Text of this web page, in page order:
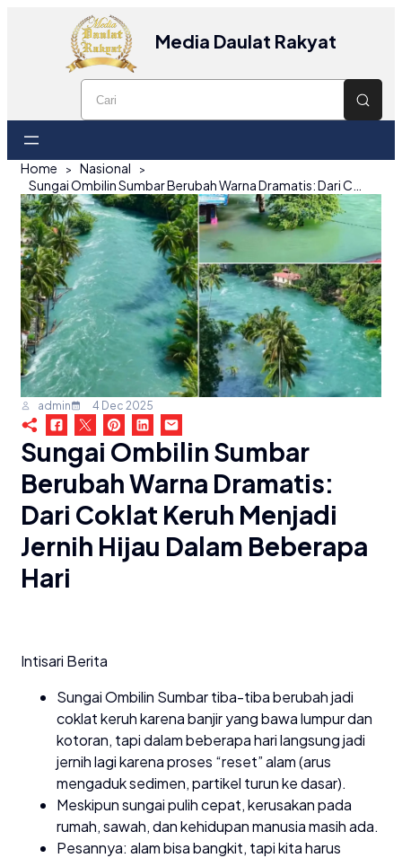
Media Daulat Rakyat
Home
Nasional
admin 4 Dec 2025
Sungai Ombilin Sumbar
Berubah Warna Dramatis:
Dari Coklat Keruh Menjadi
Jernih Hijau Dalam Beberapa
Hari
Intisari Berita
Sungai Ombilin Sumbar tiba-tiba berubah jadi
coklat keruh karena banjir yang bawa lumpur dan
kotoran, tapi dalam beberapa hari langsung jadi
jernih lagi karena proses “reset” alam (arus
mengaduk sedimen, partikel turun ke dasar).
Meskipun sungai pulih cepat, kerusakan pada
rumah, sawah, dan kehidupan manusia masih ada.
Pesannya: alam bisa bangkit, tapi kita harus